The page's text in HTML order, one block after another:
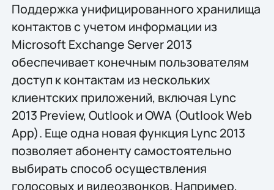
Поддержка унифицированного хранилища
контактов с учетом информации из
Microsoft Exchange Server 2013
обеспечивает конечным пользователям
доступ к контактам из нескольких
клиентских приложений, включая Lync
2013 Preview, Outlook и OWA (Outlook Web
App). Еще одна новая функция Lync 2013
позволяет абоненту самостоятельно
выбирать способ осуществления
голосовых и видеозвонков. Например,